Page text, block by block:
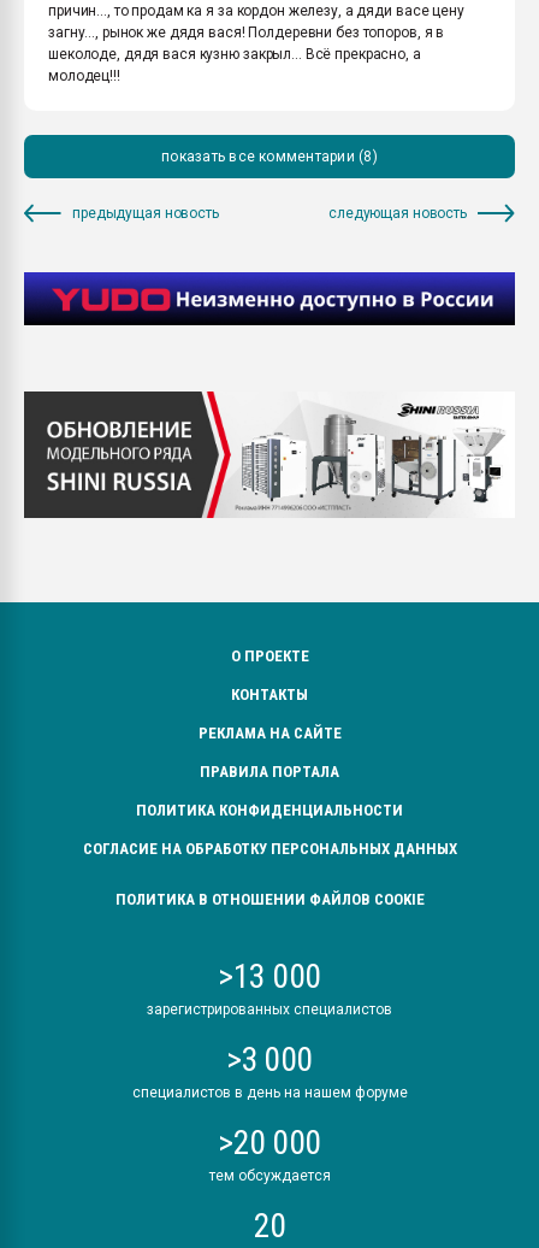
причин..., то продам ка я за кордон железу, а дяди васе цену
загну..., рынок же дядя вася! Полдеревни без топоров, я в
шеколоде, дядя вася кузню закрыл... Всё прекрасно, а
молодец!!!
показать все комментарии (8)
предыдущая новость следующая новость
О ПРОЕКТЕ
КОНТАКТЫ
РЕКЛАМА НА САЙТЕ
ПРАВИЛА ПОРТАЛА
ПОЛИТИКА КОНФИДЕНЦИАЛЬНОСТИ
СОГЛАСИЕ НА ОБРАБОТКУ ПЕРСОНАЛЬНЫХ ДАННЫХ
ПОЛИТИКА В ОТНОШЕНИИ ФАЙЛОВ COOKIE
>13 000
зарегистрированных специалистов
>3 000
специалистов в день на нашем форуме
>20 000
тем обсуждается
20